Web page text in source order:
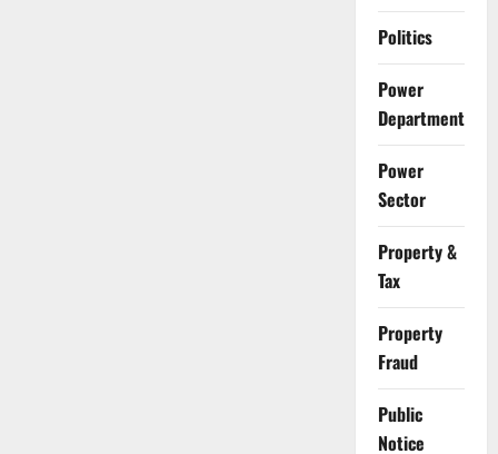
Politics
Power
Department
Power
Sector
Property &
Tax
Property
Fraud
Public
Notice